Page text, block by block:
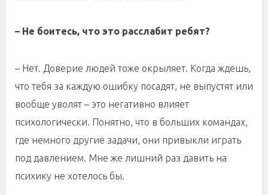
– Не боитесь, что это расслабит ребят?
– Нет. Доверие людей тоже окрыляет. Когда ждешь,
что тебя за каждую ошибку посадят, не выпустят или
вообще уволят – это негативно влияет
психологически. Понятно, что в больших командах,
где немного другие задачи, они привыкли играть
под давлением. Мне же лишний раз давить на
психику не хотелось бы.